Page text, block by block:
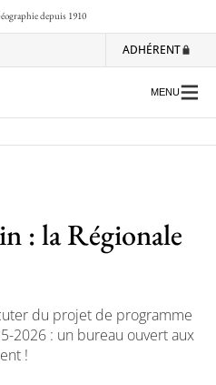
éographiedepuis 1910
ADHÉRENT
nationaux
de l’APHG
la presse
MENU
: la Régionale
du projet de programme
2026 : un bureau ouvert aux
!